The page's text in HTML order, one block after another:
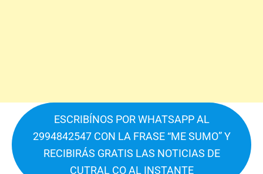
ESCRIBÍNOS POR WHATSAPP AL
2994842547 CON LA FRASE “ME SUMO” Y
RECIBIRÁS GRATIS LAS NOTICIAS DE
CUTRAL CO AL INSTANTE